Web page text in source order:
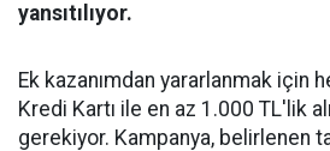
yansıtılıyor.
Ek kazanımdan yararlanmak için
Kredi Kartı ile en az 1.000 TL'lik
gerekiyor. Kampanya, belirlenen